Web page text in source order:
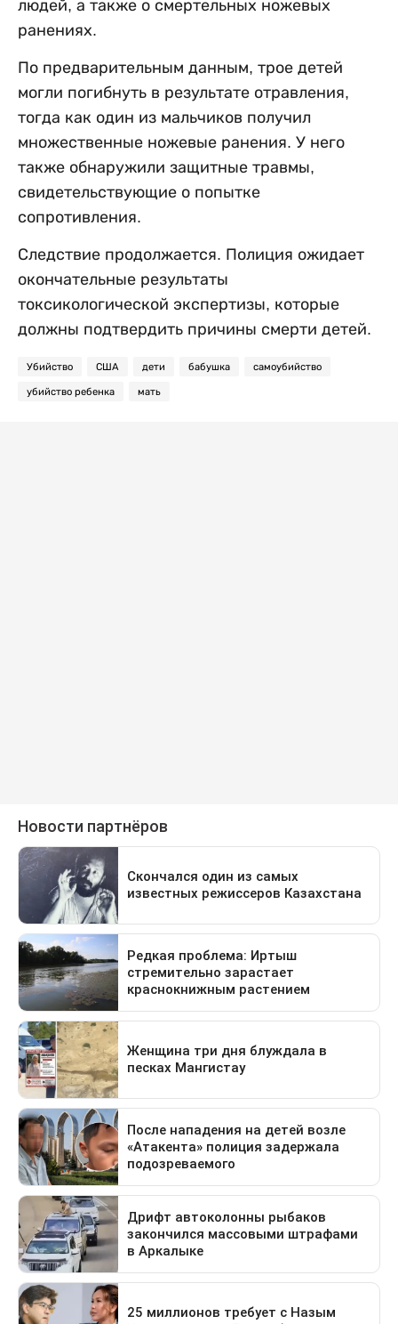
людей, а также о смертельных ножевых
ранениях.
По предварительным данным, трое детей
могли погибнуть в результате отравления,
тогда как один из мальчиков получил
множественные ножевые ранения. У него
также обнаружили защитные травмы,
свидетельствующие о попытке
сопротивления.
Следствие продолжается. Полиция ожидает
окончательные результаты
токсикологической экспертизы, которые
должны подтвердить причины смерти детей.
Убийство США дети бабушка самоубийство
убийство ребенка мать